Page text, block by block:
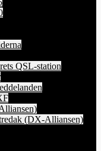
QSL-station
(DX-Alliansen)